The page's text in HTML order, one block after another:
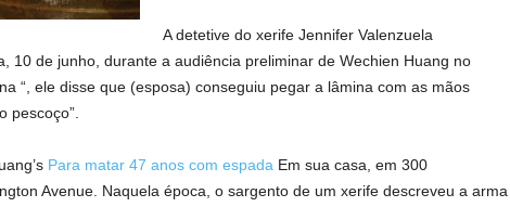
A detetive do xerife Jennifer Valenzuela
10 de junho, durante a audiência preliminar de Wechien Huang no
“, ele disse que (esposa) conseguiu pegar a lâmina com as mãos
pescoço”.
Para matar 47 anos com espada Em sua casa, em 300
Avenue. Naquela época, o sargento de um xerife descreveu a arma